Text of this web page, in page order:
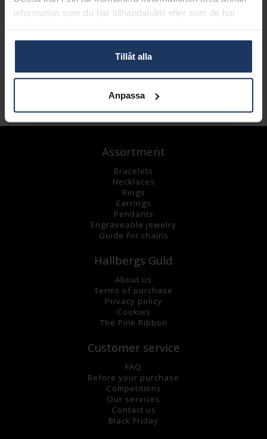
information som du har tillhandahållit eller som de har
Tillåt alla
Anpassa
745:-
Assortment
Bracelets
Necklaces
Rings
Earrings
Pendants
Engraveable jewelry
Guide for chains
Hallbergs Guld
About us
Terms of purchase
Privacy policy
Cookies
The Pink Ribbon
Customer service
FAQ
Before your purchase
Competitions
Our services
Contact us
Black Friday